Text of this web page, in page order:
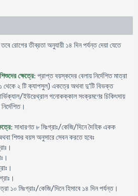
রোগের তীব্রতা অনুযায়ী ১৪ দিন পর্যন্ত দেয়া যেতে
ক্ষেত্রে: প্রাপ্ত বয়স্কদের বেলায় নির্দেশিত মাত্রা
থেকে ২ টি ক্যাপসুল) একত্রে অথবা দু’টি বিভক্ত
ইউরেথ্রাল গনোকক্কাল সংক্রমণের চিকিৎসায়
: সাধারণত ৮ মিঃগ্রাঃ/কেজি/দিনে দৈহিক একক
শিশুর বয়স অনুসারে সেবন করতে হবেঃ
১০ মিঃগ্রাঃ/কেজি/দিনে হিসাবে ১৪ দিন পর্যন্ত।